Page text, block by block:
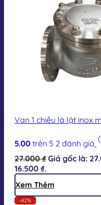
Van 1 chiều lá lật inox
5.00 trên 5 2 đánh giá
27.000₫ Giá gốc là:
16.500 ₫.
Xem Thêm
-42%